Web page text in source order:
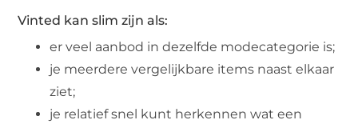
Vinted kan slim zijn als:
er veel aanbod in dezelfde modecategorie is;
je meerdere vergelijkbare items naast elkaar
ziet;
je relatief snel kunt herkennen wat een